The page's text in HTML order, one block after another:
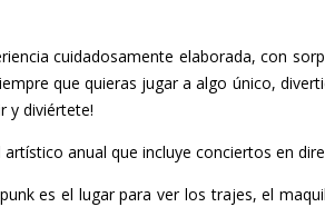
cuidadosamente elaborada, con
que quieras jugar a algo único,
y diviértete!
artístico anual que incluye conciertos en
es el lugar para ver los trajes, el